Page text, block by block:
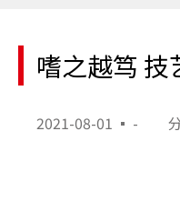
嗜之越笃
2021-08-01 -